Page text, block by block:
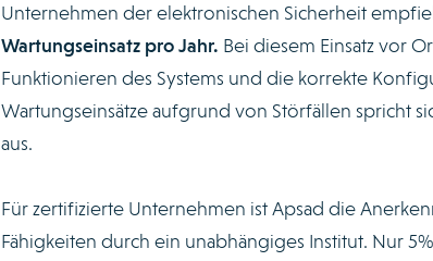
Unternehmen der elektronischen Sicherheit
Wartungseinsatz pro Jahr. Bei diesem Einsatz vor
Funktionieren des Systems und die korrekte
Wartungseinsätze aufgrund von Störfällen spricht
aus.
Für zertifizierte Unternehmen ist Apsad die
Fähigkeiten durch ein unabhängiges Institut. Nur